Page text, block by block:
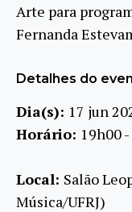
Arte para
Fernanda
Detalhes do
Dia(s): 17 jun
Horário: 19h00
Local: Salão
Música/UFRJ)